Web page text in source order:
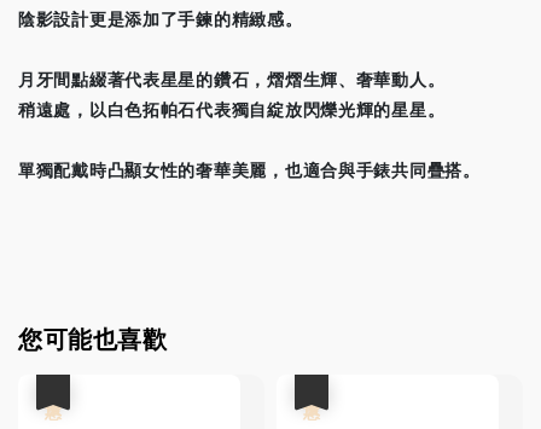
陰影設計更是添加了手鍊的精緻感。
月牙間點綴著代表星星的鑽石，熠熠生輝、奢華動人。
稍遠處，以白色拓帕石代表獨自綻放閃爍光輝的星星。
單獨配戴時凸顯女性的奢華美麗，也適合與手錶共同疊搭。
您可能也喜歡